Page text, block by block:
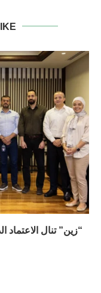
“زين” تنال الاعتماد